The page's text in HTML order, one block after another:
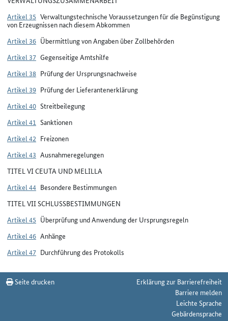
Artikel 35 Verwaltungstechnische Voraussetzungen für die Begünstigung
von Erzeugnissen nach diesem Abkommen
Artikel 36 Übermittlung von Angaben über Zollbehörden
Artikel 37 Gegenseitige Amtshilfe
Artikel 38 Prüfung der Ursprungsnachweise
Artikel 39 Prüfung der Lieferantenerklärung
Artikel 40 Streitbeilegung
Artikel 41 Sanktionen
Artikel 42 Freizonen
Artikel 43 Ausnahmeregelungen
TITEL VI CEUTA UND MELILLA
Artikel 44 Besondere Bestimmungen
TITEL VII SCHLUSSBESTIMMUNGEN
Artikel 45 Überprüfung und Anwendung der Ursprungsregeln
Artikel 46 Anhänge
Artikel 47 Durchführung des Protokolls
Seite drucken
Erklärung zur Barrierefreiheit
Barriere melden
Leichte Sprache
Gebärdensprache